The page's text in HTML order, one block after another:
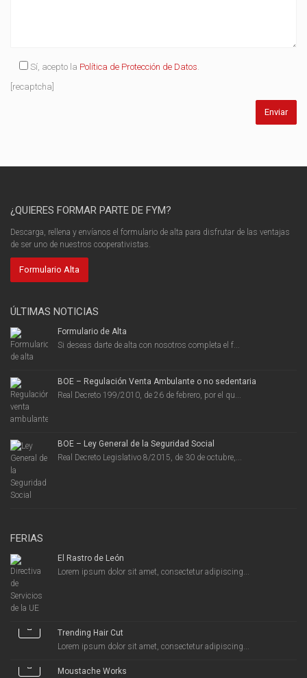
Sí, acepto la Política de Protección de Datos.
[recaptcha]
¿QUIERES FORMAR PARTE DE FYM?
Descarga, rellena y envíanos el formulario de alta para disfrutar de las ventajas
de ser uno de nuestros cooperativistas.
Formulario Alta
ÚLTIMAS NOTICIAS
Formulario de Alta
Si deseas darte de alta con nosotros completa el f...
BOE – Regulación Venta Ambulante o no sedentaria
Real Decreto 199/2010, de 26 de febrero, por el qu...
BOE – Ley General de la Seguridad Social
Real Decreto Legislativo 8/2015, de 30 de octubre,...
FERIAS
El Rastro de León
Lorem ipsum dolor sit amet, consectetur adipiscing...
Trending Hair Cut
Lorem ipsum dolor sit amet, consectetur adipiscing...
Moustache Works